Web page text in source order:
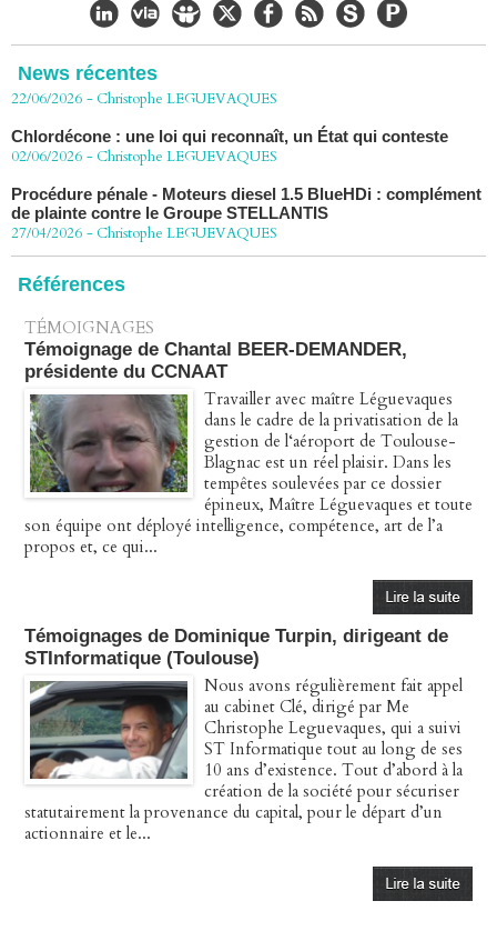
News récentes
CHLORDÉCONE Déclaration de Me Christophe
LÈGUEVAQUES (CLE), avocat de parties civiles, après la
décision de confirmation du non-lieu
22/06/2026 -Christophe LEGUEVAQUES
02/06/2026 -Christophe LEGUEVAQUES
de plainte contre le Groupe STELLANTIS
27/04/2026 -Christophe LEGUEVAQUES
Péage autoroute : tout savoir (ou presque) sur l'action
collective ouverte le 2 avril
07/04/2026 -Christophe LEGUEVAQUES
Références
TÉMOIGNAGES
Témoignage de Chantal BEER-DEMANDER,
présidente du CCNAAT
Travailler avec maître Léguevaques
dans le cadre de la privatisation de la
gestion de l‘aéroport de Toulouse-
Blagnac est un réel plaisir. Dans les
tempêtes soulevées par ce dossier
épineux, Maître Léguevaques et toute
son équipe ont déployé intelligence, compétence, art de l’a
propos et, ce qui...
Témoignages de Dominique Turpin, dirigeant de
STInformatique (Toulouse)
Nous avons régulièrement fait appel
au cabinet Clé, dirigé par Me
Christophe Leguevaques, qui a suivi
ST Informatique tout au long de ses
10 ans d’existence. Tout d’abord à la
création de la société pour sécuriser
statutairement la provenance du capital, pour le départ d’un
actionnaire et le...